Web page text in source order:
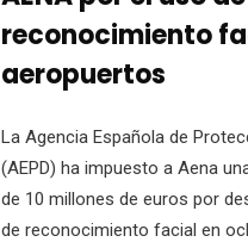
reconocimiento
aeropuertos
La Agencia Española de
(AEPD) ha impuesto a Aena
de 10 millones de euros por
de reconocimiento facial en